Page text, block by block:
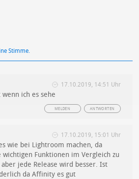
Stimme.
17.10.2019, 14:51 Uhr
wenn ich es sehe
ANTWORTEN
MELDEN
17.10.2019, 15:01 Uhr
wie bei Lightroom machen, da
Funktionen im Vergleich zu
jede Release wird besser. Ist
da Affinity es gut